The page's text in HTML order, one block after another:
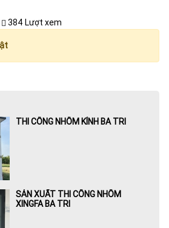
384 Lượt xem
THI CÔNG NHÔM KÍNH BA TRI
SẢN XUẤT THI CÔNG NHÔM
XINGFA BA TRI